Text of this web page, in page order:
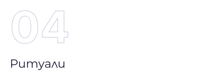
04
Ритуали